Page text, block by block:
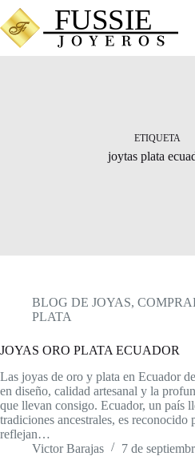
Saltar
al
contenido
ETIQUETA
joytas plata
BLOG DE JOYAS,
PLATA
JOYAS ORO PLATA ECUADOR
Las joyas de oro y plata en Ecuador
en diseño, calidad artesanal y la
que llevan consigo. Ecuador, un país
tradiciones ancestrales, es reconocido
reflejan…
Victor Barajas
7 de